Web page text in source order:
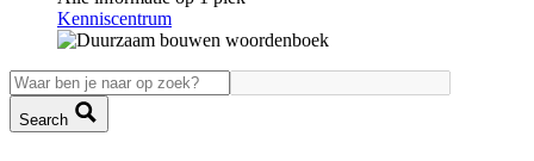
Kenniscentrum
Search